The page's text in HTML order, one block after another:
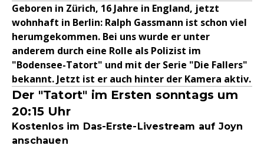
Geboren in Zürich, 16 Jahre in England, jetzt
wohnhaft in Berlin: Ralph Gassmann ist schon viel
herumgekommen. Bei uns wurde er unter
anderem durch eine Rolle als Polizist im
"Bodensee-Tatort" und mit der Serie "Die Fallers"
bekannt. Jetzt ist er auch hinter der Kamera aktiv.
Der "Tatort" im Ersten sonntags um
20:15 Uhr
Kostenlos im Das-Erste-Livestream auf Joyn
anschauen